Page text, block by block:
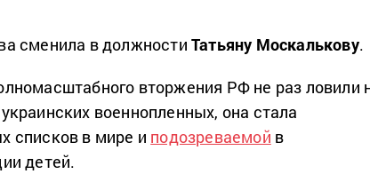
сменила в должности Татьяну Москалькову.
вторжения РФ не раз ловили
военнопленных, она стала
списков в мире и подозреваемой в
детей.